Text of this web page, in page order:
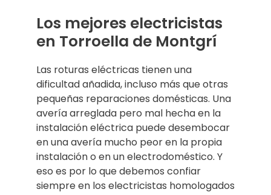
Los mejores electricistas
en Torroella de Montgrí
Las roturas eléctricas tienen una
dificultad añadida, incluso más que otras
pequeñas reparaciones domésticas. Una
avería arreglada pero mal hecha en la
instalación eléctrica puede desembocar
en una avería mucho peor en la propia
instalación o en un electrodoméstico. Y
eso es por lo que debemos confiar
siempre en los electricistas homologados